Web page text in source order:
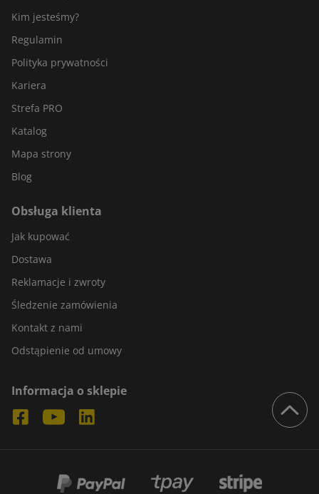
Kim jesteśmy?
Regulamin
Polityka prywatności
Kariera
Strefa PRO
Katalog
Mapa strony
Blog
Obsługa klienta
Jak kupować
Dostawa
Reklamacje i zwroty
Śledzenie zamówienia
Kontakt z nami
Odstąpienie od umowy
Informacja o sklepie